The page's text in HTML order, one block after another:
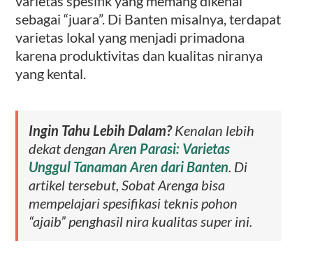
sebagai “juara”. Di Banten misalnya, terdapat
varietas lokal yang menjadi primadona
karena produktivitas dan kualitas niranya
yang kental.
Ingin Tahu Lebih Dalam?Kenalan lebih
dekat denganAren Parasi: Varietas
Unggul Tanaman Aren dari Banten. Di
artikel tersebut, Sobat Arenga bisa
mempelajari spesifikasi teknis pohon
“ajaib” penghasil nira kualitas super ini.